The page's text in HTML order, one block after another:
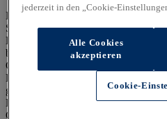
Im Hinblick auf Gebrauchtwagen
Serienausstattung, die technischen
Emissionswerte dem Stand eines
berücksichtigen keine etwaigen
Gebrauchtfahrzeuge weisen
Reichweite auf als entsprechende
gebrauchten Hybridfahrzeugen zu
Kraftstoffverbrauch und einem damit
CO₂-Ausstoß führen.
jederzeit in den „Cookie-
Alle Cookies
akzeptieren
Cookie-